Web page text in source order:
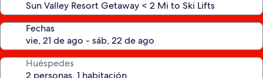
Fechas
Huéspedes